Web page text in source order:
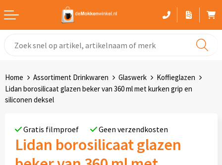
Gekleurde mokken
Drinkflessen
Thermosbekers
Home Assortiment Drinkwaren Glaswerk
Koffieglazen
Lidan borosilicaat glazen beker van 360 ml met kurken grip en
siliconen deksel
Gratis filmproef Geen verzendkosten
Lidan borosilicaat glazen